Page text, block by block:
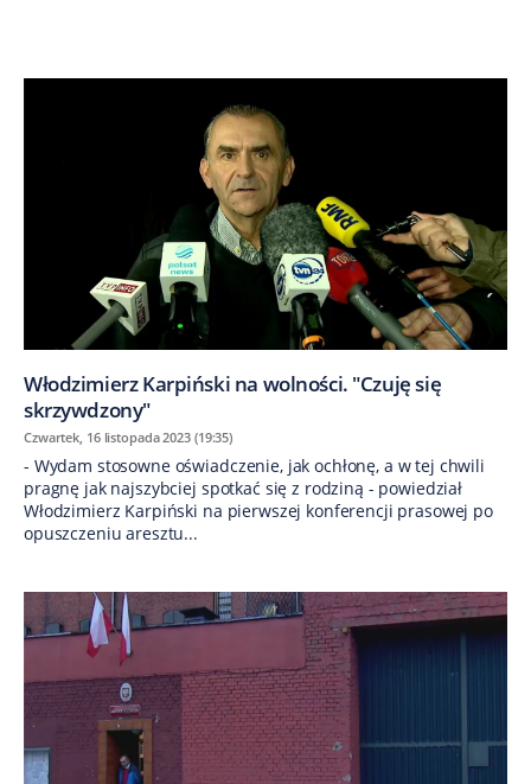
Włodzimierz Karpiński na wolności. "Czuję się
skrzywdzony"
Czwartek, 16 listopada 2023 (19:35)
- Wydam stosowne oświadczenie, jak ochłonę, a w tej chwili
pragnę jak najszybciej spotkać się z rodziną - powiedział
Włodzimierz Karpiński na pierwszej konferencji prasowej po
opuszczeniu aresztu...